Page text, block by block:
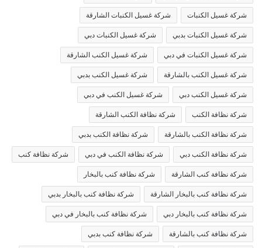
شركة غسيل الكنبات شركة غسيل الكنبات الشارقة
شركة غسيل الكنبات بدبي شركة غسيل الكنبات دبي
شركة غسيل الكنبات في دبي شركة غسيل الكنب الشارقة
شركة غسيل الكنب بالشارقة شركة غسيل الكنب بدبي
شركة غسيل الكنب دبي شركة غسيل الكنب في دبي
شركة نظافة الكنب شركة نظافة الكنب الشارقة
شركة نظافة الكنب بالشارقة شركة نظافة الكنب بدبي
شركة نظافة الكنب دبي شركة نظافة الكنب في دبي شركة نظافة كنب
شركة نظافة كنب الشارقة شركة نظافة كنب بالبخار
شركة نظافة كنب بالبخار الشارقة شركة نظافة كنب بالبخار بدبي
شركة نظافة كنب بالبخار دبي شركة نظافة كنب بالبخار في دبي
شركة نظافة كنب بالشارقة شركة نظافة كنب بدبي